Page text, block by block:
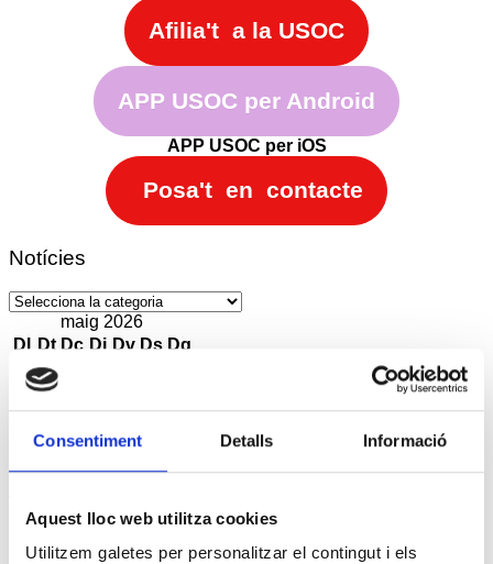
Consentiment Detalls Informació
Aquest lloc web utilitza cookies
Utilitzem galetes per personalitzar el contingut i els
Afilia't a la USOC
APP USOC per Android
APP USOC per iOS
Posa't en contacte
Notícies
Notícies
maig 2026
Dl Dt Dc Dj Dv Ds Dg
5
11 12 13 14 15 16 17
19 20 21 22 23
Lleida